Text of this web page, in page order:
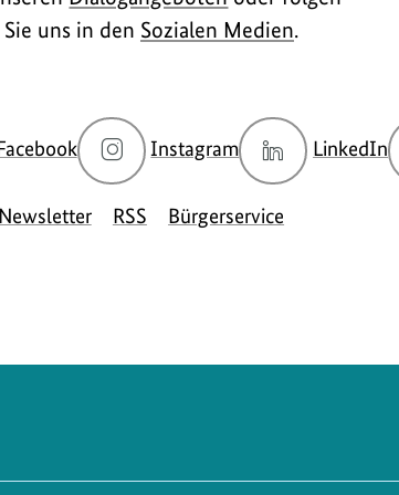
Sie uns in den Sozialen Medien.
zur
Facebook-
Seite
des
Instagram
zur
Instagram-
Seite
des
LinkedIn
Newsletter RSS Bürgerservice